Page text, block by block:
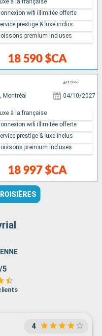
18 590 $CA
à la française
wifi illimitée offerte
prestige & luxe inclus
premium incluses
Montréal 04/10/2027
18 997 $CA
à la française
wifi illimitée offerte
prestige & luxe inclus
premium incluses
/5
4